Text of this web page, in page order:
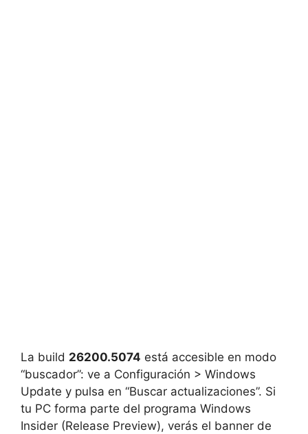
La build 26200.5074 está accesible en modo
“buscador”: ve a Configuración > Windows
Update y pulsa en “Buscar actualizaciones”. Si
tu PC forma parte del programa Windows
Insider (Release Preview), verás el banner de